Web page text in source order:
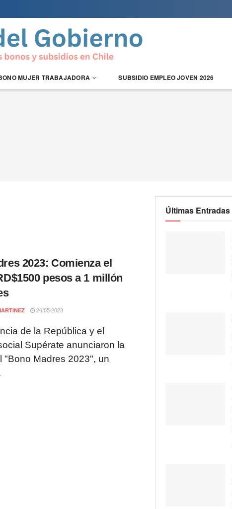
MUJER TRABAJADORA SUBSIDIO EMPLEO JOVEN 2026
2023: Comienza el
pesos a 1 millón
26/05/2023
de la República y el
Supérate anunciaron la
"Bono Madres 2023", un
Últimas Entradas